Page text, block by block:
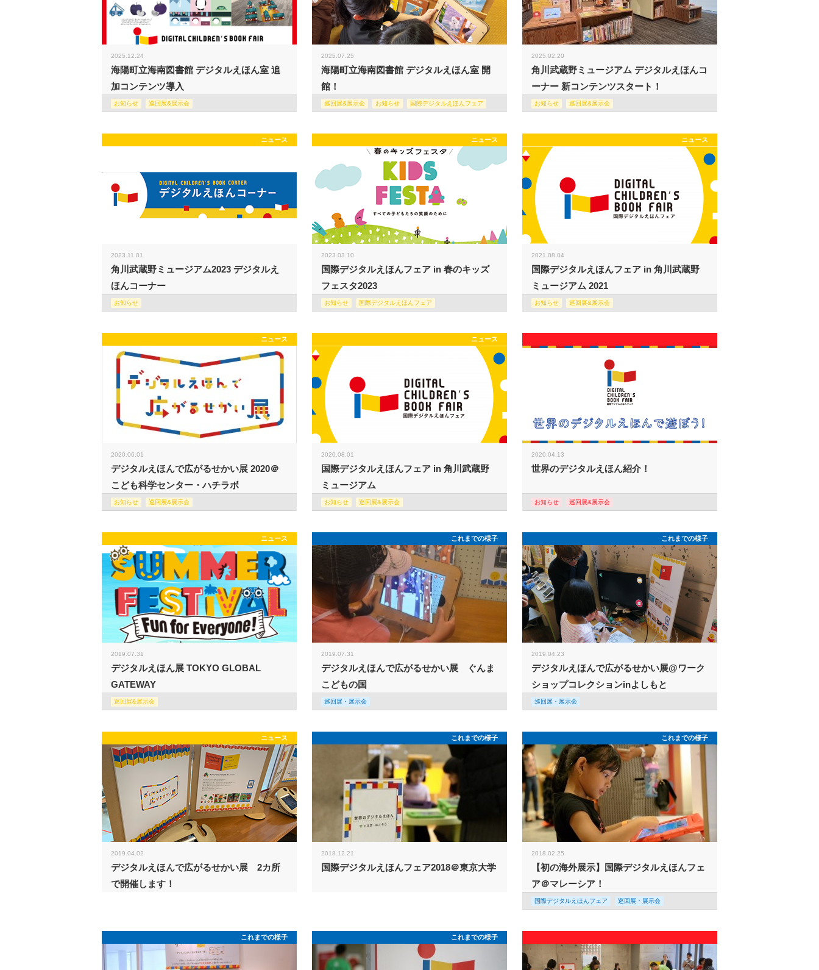
2025.12.24
海陽町立海南図書館 デジタルえほん室 追
加コンテンツ導入
お知らせ 巡回展&展示会
2025.07.25
海陽町立海南図書館 デジタルえほん室 開
館！
巡回展&展示会 お知らせ 国際デジタルえほんフェア
2025.02.20
角川武蔵野ミュージアム デジタルえほんコ
ーナー 新コンテンツスタート！
お知らせ 巡回展&展示会
ニュース
2023.11.01
角川武蔵野ミュージアム2023 デジタルえ
ほんコーナー
お知らせ
ニュース
2023.03.10
国際デジタルえほんフェア in 春のキッズ
フェスタ2023
お知らせ 国際デジタルえほんフェア
ニュース
2021.08.04
国際デジタルえほんフェア in 角川武蔵野
ミュージアム 2021
お知らせ 巡回展&展示会
ニュース
2020.06.01
デジタルえほんで広がるせかい展 2020＠
こども科学センター・ハチラボ
お知らせ 巡回展&展示会
ニュース
2020.08.01
国際デジタルえほんフェア in 角川武蔵野
ミュージアム
お知らせ 巡回展&展示会
2020.04.13
世界のデジタルえほん紹介！
お知らせ 巡回展&展示会
ニュース
2019.07.31
デジタルえほん展 TOKYO GLOBAL
GATEWAY
巡回展&展示会
これまでの様子
2019.07.31
デジタルえほんで広がるせかい展 ぐんま
こどもの国
巡回展・展示会
これまでの様子
2019.04.23
デジタルえほんで広がるせかい展@ワーク
ショップコレクションinよしもと
巡回展・展示会
ニュース
2019.04.02
デジタルえほんで広がるせかい展 2カ所
で開催します！
これまでの様子
2018.12.21
国際デジタルえほんフェア2018＠東京大学
これまでの様子
2018.02.25
【初の海外展示】国際デジタルえほんフェ
ア＠マレーシア！
国際デジタルえほんフェア 巡回展・展示会
これまでの様子 これまでの様子